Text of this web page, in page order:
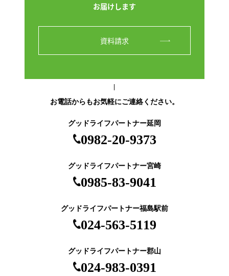
お届けします
資料請求
お電話からもお気軽にご連絡ください。
グッドライフパートナー延岡
0982-20-9373
グッドライフパートナー宮崎
0985-83-9041
グッドライフパートナー福島駅前
024-563-5119
グッドライフパートナー郡山
024-983-0391